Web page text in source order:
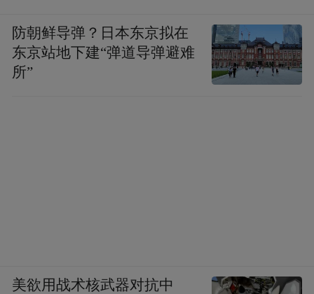
防朝鲜导弹？日本东京拟在
东京站地下建“弹道导弹避难
所”
美欲用战术核武器对抗中